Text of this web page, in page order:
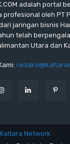
adalah portal
profesional oleh PT
jaringan bisnis
telah
Utara dan
Kaltara Network